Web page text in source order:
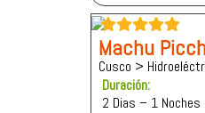
Machu
Cusco >
Duración:
2 Dias – 1 Noches